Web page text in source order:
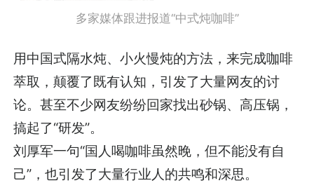
多家媒体跟进报道“中式炖咖啡”
用中国式隔水炖、小火慢炖的方法，来完成咖啡
萃取，颠覆了既有认知，引发了大量网友的讨
论。甚至不少网友纷纷回家找出砂锅、高压锅，
搞起了“研发”。
刘厚军一句“国人喝咖啡虽然晚，但不能没有自
己”，也引发了大量行业人的共鸣和深思。